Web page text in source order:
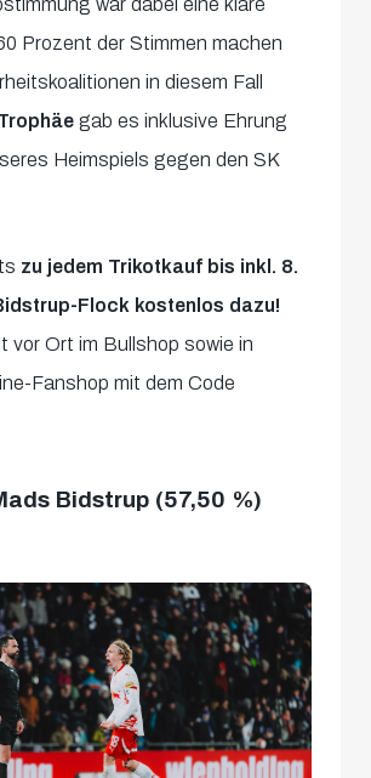
war dabei eine klare
Prozent der Stimmen machen
in diesem Fall
gab es inklusive Ehrung
Heimspiels gegen den SK
zu jedem Trikotkauf bis inkl. 8.
Flock kostenlos dazu!
vor Ort im Bullshop sowie in
Fanshop mit dem Code
Bidstrup (57,50 %)